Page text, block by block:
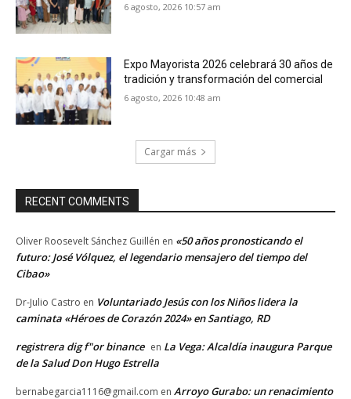
6 agosto, 2026 10:57 am
Expo Mayorista 2026 celebrará 30 años de
tradición y transformación del comercial
6 agosto, 2026 10:48 am
Cargar más
RECENT COMMENTS
Oliver Roosevelt Sánchez Guillén en «50 años pronosticando el
futuro: José Vólquez, el legendario mensajero del tiempo del
Cibao»
Dr-Julio Castro en Voluntariado Jesús con los Niños lidera la
caminata «Héroes de Corazón 2024» en Santiago, RD
registrera dig f"or binance en La Vega: Alcaldía inaugura Parque
de la Salud Don Hugo Estrella
bernabegarcia1116@gmail.com en Arroyo Gurabo: un renacimiento